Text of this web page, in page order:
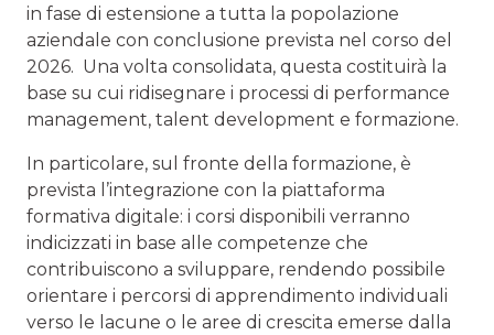
in fase di estensione a tutta la popolazione
aziendale con conclusione prevista nel corso del
2026. Una volta consolidata, questa costituirà la
base su cui ridisegnare i processi di performance
management, talent development e formazione.
In particolare, sul fronte della formazione, è
prevista l’integrazione con la piattaforma
formativa digitale: i corsi disponibili verranno
indicizzati in base alle competenze che
contribuiscono a sviluppare, rendendo possibile
orientare i percorsi di apprendimento individuali
verso le lacune o le aree di crescita emerse dalla